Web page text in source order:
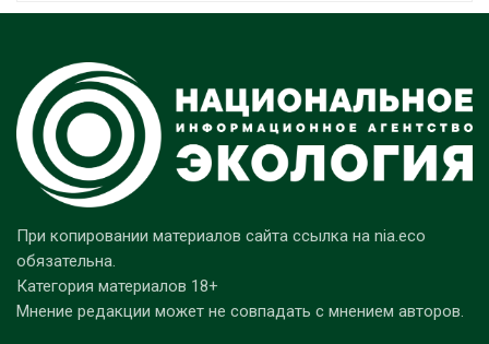
При копировании материалов сайта ссылка на nia.eco
обязательна.
Категория материалов 18+
Мнение редакции может не совпадать с мнением авторов.